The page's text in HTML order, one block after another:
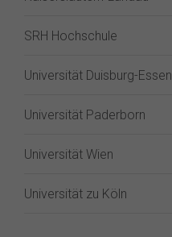
SRH Hochschule
Universität Duisburg-Essen
Universität Paderborn
Universität Wien
Universität zu Köln